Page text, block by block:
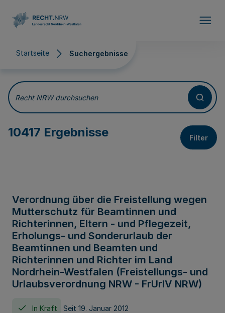
Startseite Suchergebnisse
Suchergebnisse
Recht NRW durchsuchen
10417 Ergebnisse Filter
Verordnung über die Freistellung wegen
Mutterschutz für Beamtinnen und
Richterinnen, Eltern - und Pflegezeit,
Erholungs- und Sonderurlaub der
Beamtinnen und Beamten und
Richterinnen und Richter im Land
Nordrhein-Westfalen (Freistellungs- und
Urlaubsverordnung NRW - FrUrlV NRW)
In Kraft Seit 19. Januar 2012